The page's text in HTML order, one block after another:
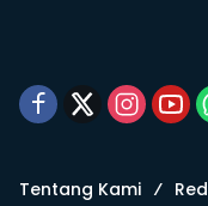
Tentang Kami